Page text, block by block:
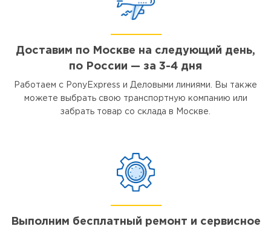
Доставим по Москве на следующий день,
по России — за 3-4 дня
Работаем с PonyExpress и Деловыми линиями. Вы также
можете выбрать свою транспортную компанию или
забрать товар со склада в Москве.
Выполним бесплатный ремонт и сервисное